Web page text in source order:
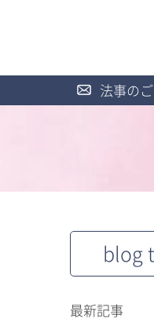
法事の
blog
最新記事